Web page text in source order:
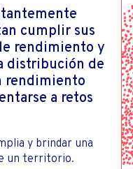
cumplir sus
rendimiento y
distribución de
rendimiento
a retos
y brindar una
un territorio.